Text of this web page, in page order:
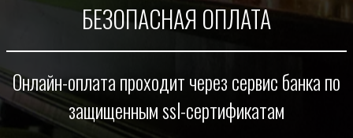
БЕЗОПАСНАЯ ОПЛАТА
Онлайн-оплата проходит через сервис банка по
защищенным ssl-сертификатам